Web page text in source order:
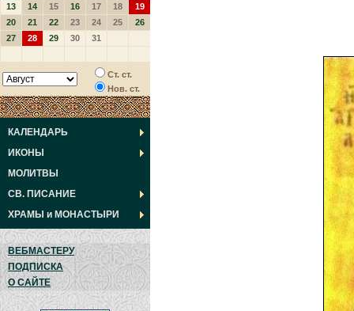
13
14 15 16 17 18
19
20
21 22 23 24 25
26
27
28 29 30 31
Ст. ст.
Нов. ст.
КАЛЕНДАРЬ
ИКОНЫ
МОЛИТВЫ
СВ. ПИСАНИЕ
ХРАМЫ и МОНАСТЫРИ
ВЕБМАСТЕРУ
ПОДПИСКА
О САЙТЕ